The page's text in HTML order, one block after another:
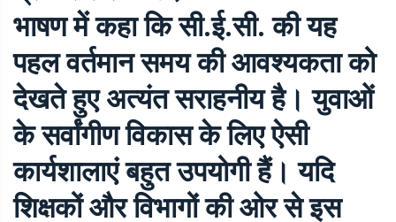
भाषण में कहा कि सी.ई.सी. की यह
पहल वर्तमान समय की आवश्यकता को
देखते हुए अत्यंत सराहनीय है। युवाओं
के सर्वांगीण विकास के लिए ऐसी
कार्यशालाएं बहुत उपयोगी हैं। यदि
शिक्षकों और विभागों की ओर से इस